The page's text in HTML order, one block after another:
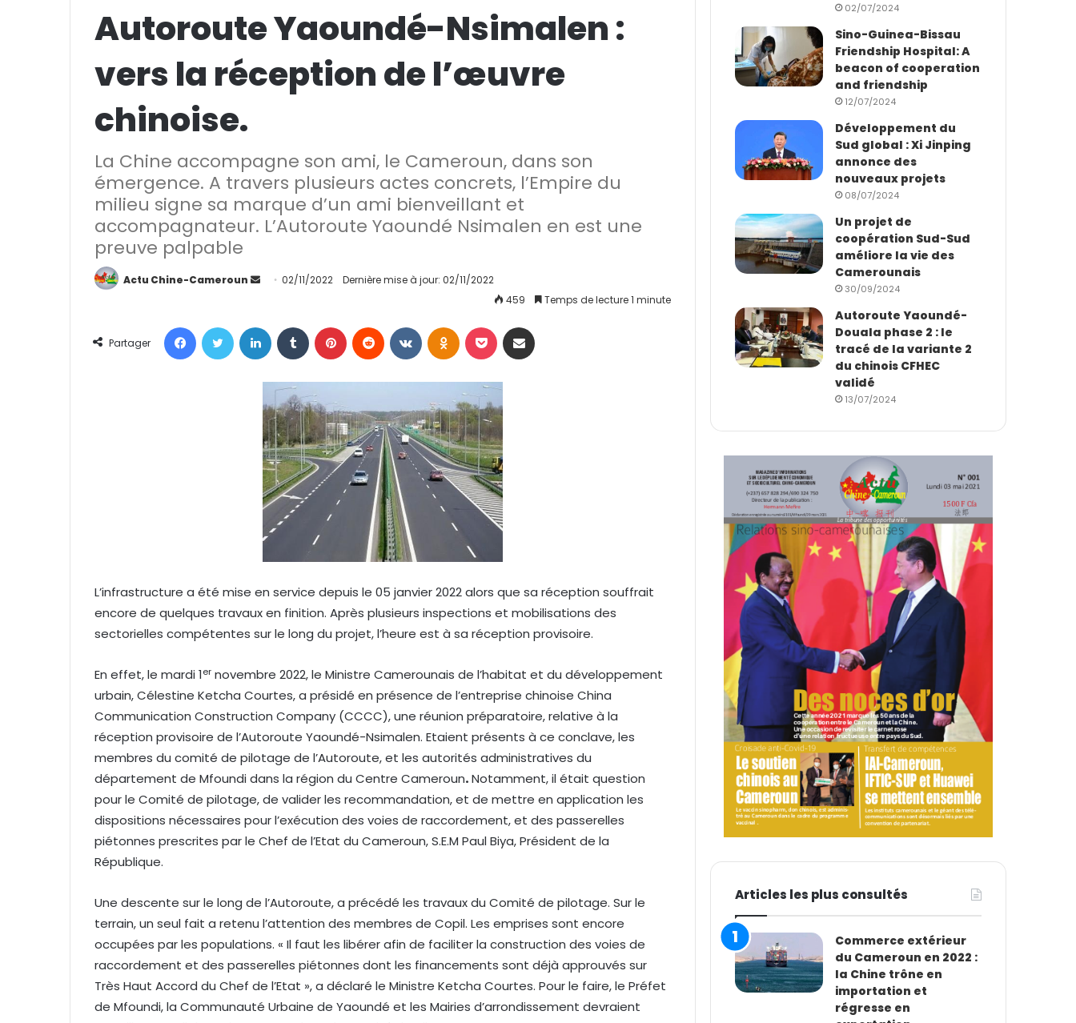
Autoroute Yaoundé-Nsimalen :
vers la réception de l’œuvre
chinoise.
La Chine accompagne son ami, le Cameroun, dans son
émergence. A travers plusieurs actes concrets, l’Empire du
milieu signe sa marque d’un ami bienveillant et
accompagnateur. L’Autoroute Yaoundé Nsimalen en est une
preuve palpable
Actu Chine-Cameroun
y
u
n
c
o
u
r
l
02/11/2022
Dernière mise à jour: 02/11/2022
459
Temps de lecture 1 minute
Partager
L’infrastructure a été mise en service depuis le 05 janvier 2022 alors que sa réception souffrait
encore de quelques travaux en finition. Après plusieurs inspections et mobilisations des
sectorielles compétentes sur le long du projet, l’heure est à sa réception provisoire.
En effet, le mardi 1er novembre 2022, le Ministre Camerounais de l’habitat et du développement
urbain, Célestine Ketcha Courtes, a présidé en présence de l’entreprise chinoise China
Communication Construction Company (CCCC), une réunion préparatoire, relative à la
réception provisoire de l’Autoroute Yaoundé-Nsimalen. Etaient présents à ce conclave, les
membres du comité de pilotage de l’Autoroute, et les autorités administratives du
département de Mfoundi dans la région du Centre Cameroun.Notamment, il était question
pour le Comité de pilotage, de valider les recommandation, et de mettre en application les
dispositions nécessaires pour l’exécution des voies de raccordement, et des passerelles
piétonnes prescrites par le Chef de l’Etat du Cameroun, S.E.M Paul Biya, Président de la
République.
Une descente sur le long de l’Autoroute, a précédé les travaux du Comité de pilotage. Sur le
terrain, un seul fait a retenu l’attention des membres de Copil. Les emprises sont encore
occupées par les populations. « Il faut les libérer afin de faciliter la construction des voies de
raccordement et des passerelles piétonnes dont les financements sont déjà approuvés sur
Très Haut Accord du Chef de l’Etat », a déclaré le Ministre Ketcha Courtes. Pour le faire, le Préfet
de Mfoundi, la Communauté Urbaine de Yaoundé et les Mairies d’arrondissement devraient
02/07/2024
Sino-Guinea-Bissau
Friendship Hospital: A
beacon of cooperation
and friendship
12/07/2024
Développement du
Sud global : Xi Jinping
annonce des
nouveaux projets
08/07/2024
Un projet de
coopération Sud-Sud
améliore la vie des
Camerounais
30/09/2024
Autoroute Yaoundé-
Douala phase 2 : le
tracé de la variante 2
du chinois CFHEC
validé
13/07/2024
Articles les plus consultés
Commerce extérieur
du Cameroun en 2022 :
la Chine trône en
importation et
régresse en